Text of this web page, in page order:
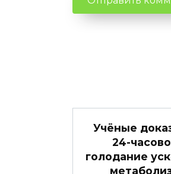
Учёные
24-
голодание